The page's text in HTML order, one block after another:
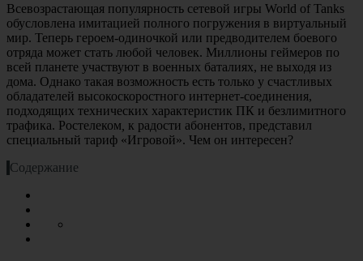
Всевозрастающая популярность сетевой игры World of Tanks
обусловлена имитацией полного погружения в виртуальный
мир. Теперь героем-одиночкой или предводителем боевого
отряда может стать любой человек. Миллионы геймеров по
всей планете участвуют в военных баталиях, не выходя из
дома. Однако такая возможность есть только у счастливых
обладателей высокоскоростного интернет-соединения,
подходящих технических характеристик ПК и безлимитного
трафика. Ростелеком к радости абонентов, представил
специальный тариф «Игровой». Чем он интересен?
Содержание